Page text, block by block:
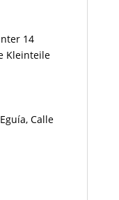
14
Kleinteile
Calle